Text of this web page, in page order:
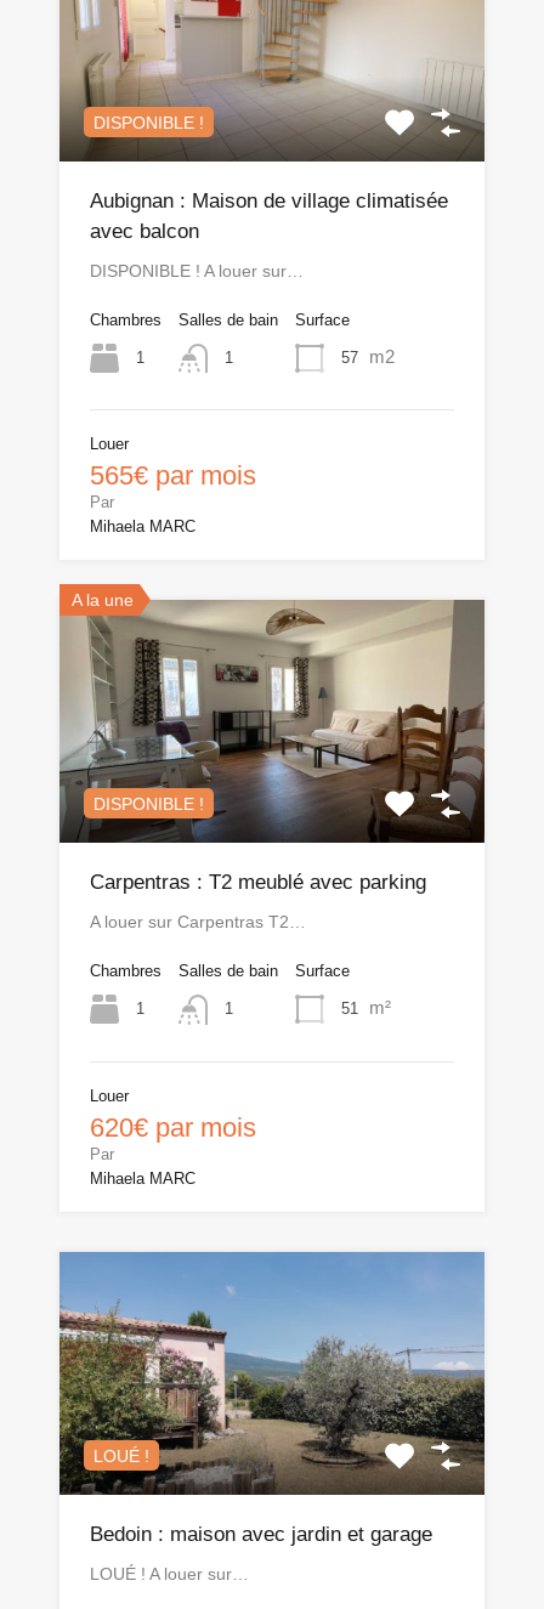
DISPONIBLE !
Aubignan : Maison de village climatisée
avec balcon
DISPONIBLE ! A louer sur…
Chambres
1
Salles de bain
1
Surface
57 m2
Louer
565€ par mois
Par
Mihaela MARC
A la une
DISPONIBLE !
Carpentras : T2 meublé avec parking
A louer sur Carpentras T2…
Chambres
1
Salles de bain
1
Surface
51 m²
Louer
620€ par mois
Par
Mihaela MARC
LOUÉ !
Bedoin : maison avec jardin et garage
LOUÉ ! A louer sur…